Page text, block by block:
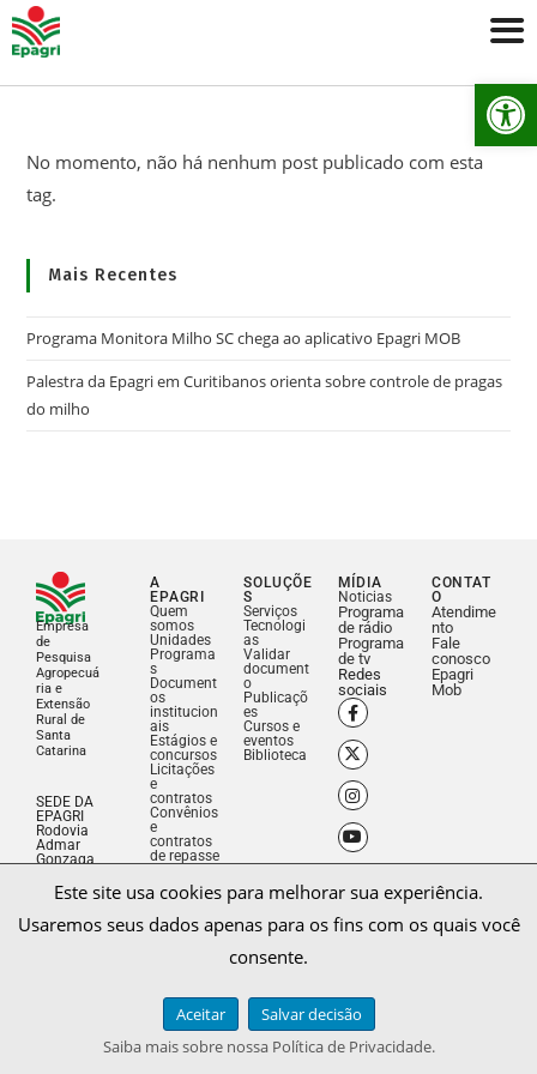
No momento, não há nenhum post publicado com esta
tag.
Mais Recentes
Programa Monitora Milho SC chega ao aplicativo Epagri MOB
Palestra da Epagri em Curitibanos orienta sobre controle de pragas
do milho
Empresa
de
Pesquisa
Agropecuá
ria e
Extensão
Rural de
Santa
Catarina
SEDE DA
EPAGRI
Rodovia
Admar
Gonzaga,
Itacorubi
Florianop
Brasil –
A
EPAGRI
Quem
somos
Unidades
Programa
s
Document
os
institucion
ais
Estágios e
concursos
Licitações
e
contratos
Convênios
e
contratos
de repasse
SOLUÇÕE
S
Serviços
Tecnologi
as
Validar
document
o
Publicaçõ
es
Cursos e
eventos
Biblioteca
MÍDIA
Noticias
Programa
de rádio
Programa
de tv
Redes
sociais
CONTAT
O
Atendime
nto
Fale
conosco
Epagri
Mob
Este site usa cookies para melhorar sua experiência.
Usaremos seus dados apenas para os fins com os quais você
consente.
Aceitar
Salvar decisão
Saiba mais sobre nossa Política de Privacidade.